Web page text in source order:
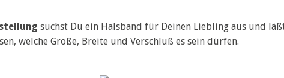
suchst Du ein Halsband für Deinen Liebling aus und
welche Größe, Breite und Verschluß es sein dürfen.